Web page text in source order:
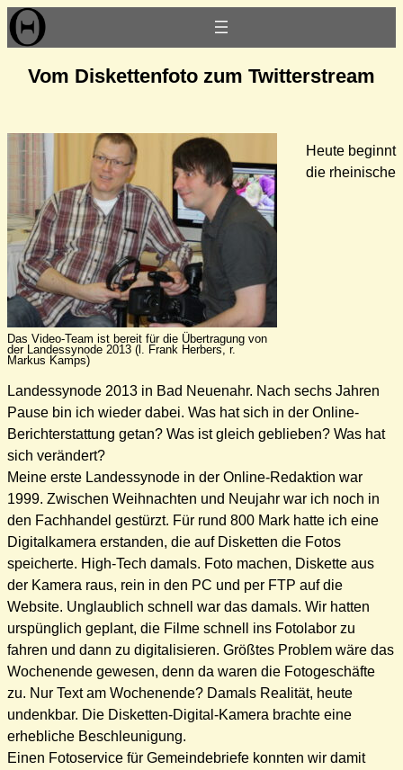
Zum
Inhalt
Vom Diskettenfoto zum Twitterstream
Das Video-Team ist bereit für die Übertragung von
der Landessynode 2013 (l. Frank Herbers, r.
Markus Kamps)
Heute beginnt
die rheinische
Landessynode 2013 in Bad Neuenahr. Nach sechs Jahren
Pause bin ich wieder dabei. Was hat sich in der Online-
Berichterstattung getan? Was ist gleich geblieben? Was hat
sich verändert?
Meine erste Landessynode in der Online-Redaktion war
1999. Zwischen Weihnachten und Neujahr war ich noch in
den Fachhandel gestürzt. Für rund 800 Mark hatte ich eine
Digitalkamera erstanden, die auf Disketten die Fotos
speicherte. High-Tech damals. Foto machen, Diskette aus
der Kamera raus, rein in den PC und per FTP auf die
Website. Unglaublich schnell war das damals. Wir hatten
urspünglich geplant, die Filme schnell ins Fotolabor zu
fahren und dann zu digitalisieren. Größtes Problem wäre das
Wochenende gewesen, denn da waren die Fotogeschäfte
zu. Nur Text am Wochenende? Damals Realität, heute
undenkbar. Die Disketten-Digital-Kamera brachte eine
erhebliche Beschleunigung.
Einen Fotoservice für Gemeindebriefe konnten wir damit